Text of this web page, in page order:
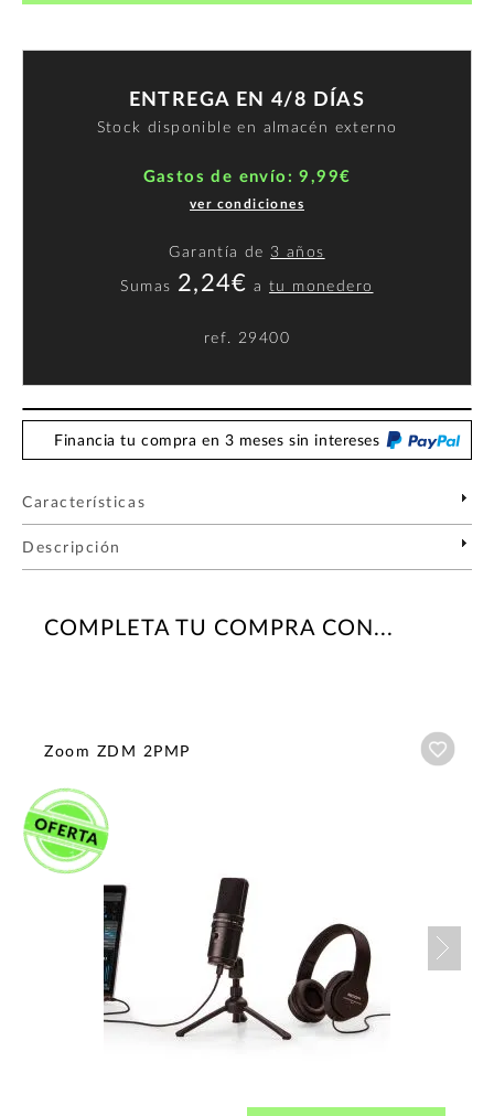
ENTREGA EN 4/8 DÍAS
Stock disponible en almacén externo
Gastos de envío: 9,99€
ver condiciones
Garantía de 3 años
Sumas 2,24€ atu monedero
ref. 29400
Financia tu compra en 3 meses sin intereses
Características
Descripción
COMPLETA TU COMPRA CON...
Zoom ZDM 2PMP